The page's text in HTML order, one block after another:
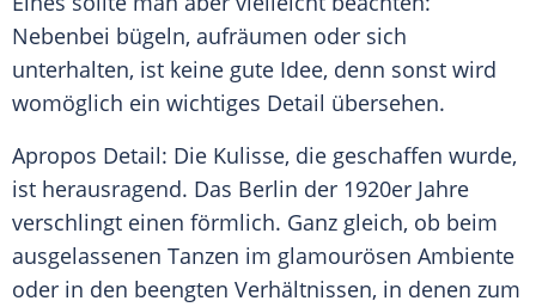
Nebenbei bügeln, aufräumen oder sich
unterhalten, ist keine gute Idee, denn sonst wird
womöglich ein wichtiges Detail übersehen.
Apropos Detail: Die Kulisse, die geschaffen wurde,
ist herausragend. Das Berlin der 1920er Jahre
verschlingt einen förmlich. Ganz gleich, ob beim
ausgelassenen Tanzen im glamourösen Ambiente
oder in den beengten Verhältnissen, in denen zum